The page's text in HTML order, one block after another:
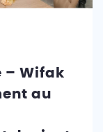
– Wifak
au